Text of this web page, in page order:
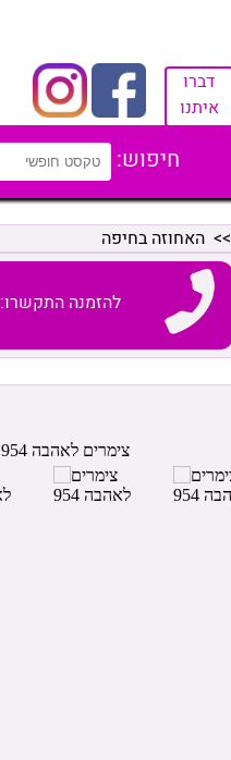
דברו
איתנו
חיפוש:
>> האחוזה בחיפה
להזמנה התקשרו: